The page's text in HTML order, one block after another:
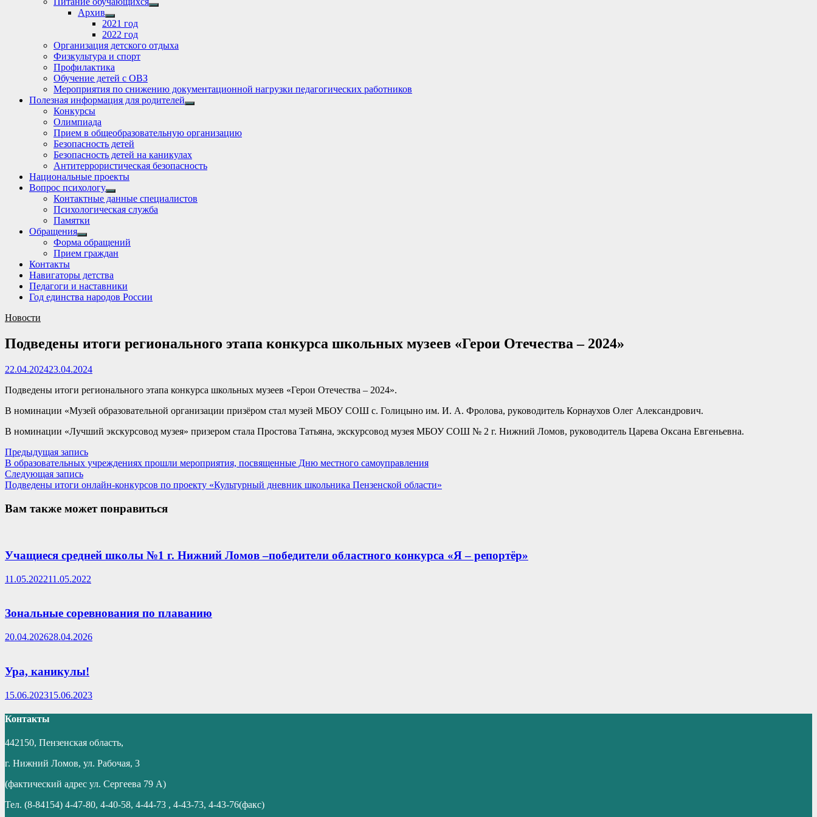
Show
Архив
Show
sub
menu
2021 год
2022 год
Организация детского отдыха
Физкультура и спорт
Профилактика
Обучение детей с ОВЗ
Мероприятия по снижению документационной нагрузки педагогических работников
Полезная информация для родителей
Show
Конкурсы
Олимпиада
Прием в общеобразовательную организацию
Безопасность детей
Безопасность детей на каникулах
Антитеррористическая безопасность
Национальные проекты
Вопрос психологу
Show
sub
menu
Контактные данные специалистов
Психологическая служба
Памятки
Обращения
Show
sub
menu
Форма обращений
Прием граждан
Контакты
Навигаторы детства
Педагоги и наставники
Год единства народов России
Новости
Подведены итоги регионального этапа конкурса школьных музеев «Герои Отечества – 2024»
22.04.202423.04.2024
Подведены итоги регионального этапа конкурса школьных музеев «Герои Отечества – 2024».
В номинации «Музей образовательной организации призёром стал музей МБОУ СОШ с. Голицыно им. И. А. Фролова, руководитель Корнаухов Олег Александрович.
В номинации «Лучший экскурсовод музея» призером стала Простова Татьяна, экскурсовод музея МБОУ СОШ № 2 г. Нижний Ломов, руководитель Царева Оксана Евгеньевна.
Навигация
по
записям
Предыдущая записьПредыдущая
запись:
В образовательных учреждениях прошли мероприятия, посвященные Дню местного самоуправления
Следующая записьСледующая
запись:
Подведены итоги онлайн-конкурсов по проекту «Культурный дневник школьника Пензенской области»
Вам также может понравиться
Учащиеся средней школы №1 г. Нижний Ломов –победители областного конкурса «Я – репортёр»
11.05.202211.05.2022
Зональные соревнования по плаванию
20.04.202628.04.2026
Ура, каникулы!
15.06.202315.06.2023
Контакты
442150, Пензенская область,
г. Нижний Ломов, ул. Рабочая, 3
(фактический адрес ул. Сергеева 79 А)
Тел. (8-84154) 4-47-80, 4-40-58, 4-44-73 , 4-43-73, 4-43-76(факс)